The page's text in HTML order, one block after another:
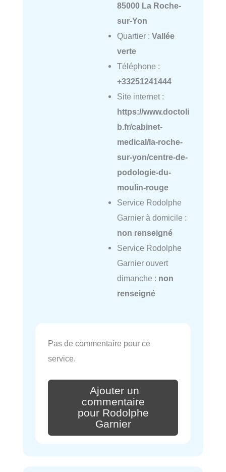
85000 La Roche-
sur-Yon
Quartier : Vallée
verte
Téléphone :
+33251241444
Site internet :
https://www.doctoli
b.fr/cabinet-
medical/la-roche-
sur-yon/centre-de-
podologie-du-
moulin-rouge
Service Rodolphe
Garnier à domicile :
non renseigné
Service Rodolphe
Garnier ouvert
dimanche : non
renseigné
Pas de commentaire pour ce
service.
Ajouter un
commentaire
pour Rodolphe
Garnier